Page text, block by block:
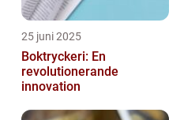
25 juni 2025
Boktryckeri: En
revolutionerande
innovation